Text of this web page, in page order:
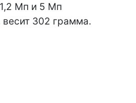
Мп и 5 Мп
весит 302 грамма.